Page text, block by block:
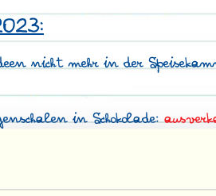
nicht mehr in der
in Schokolade: